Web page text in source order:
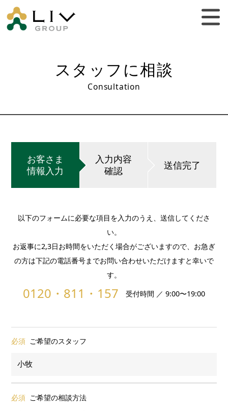
スタッフに相談
Consultation
お客さま
情報入力
入力内容
確認
送信完了
以下のフォームに必要な項目を入力のうえ、送信してくださ
い。
お返事に2,3日お時間をいただく場合がございますので、お急ぎ
の方は下記の電話番号までお問い合わせいただけますと幸いで
す。
0120・811・157 受付時間 ／ 9:00〜19:00
必須 ご希望のスタッフ
必須 ご希望の相談方法